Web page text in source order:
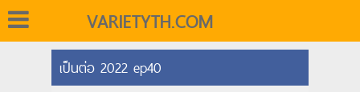
VARIETYTH.COM
เป็นต่อ 2022 ep40